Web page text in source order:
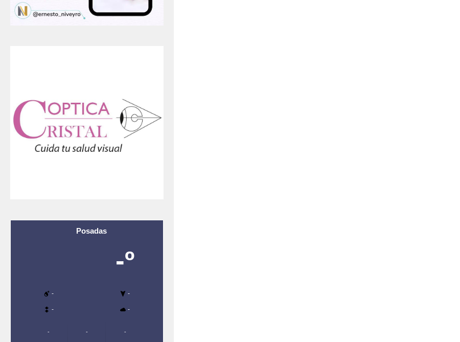
Posadas
-º
- -
- -
- - -